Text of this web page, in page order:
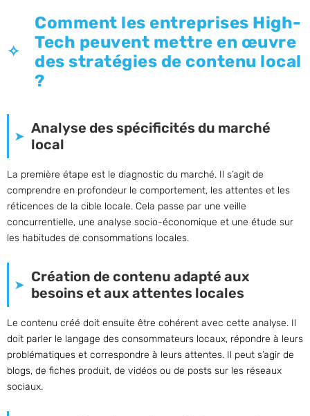
Comment les entreprises High-
Tech peuvent mettre en œuvre
des stratégies de contenu local
?
Analyse des spécificités du marché
local
La première étape est le diagnostic du marché. Il s’agit de
comprendre en profondeur le comportement, les attentes et les
réticences de la cible locale. Cela passe par une veille
concurrentielle, une analyse socio-économique et une étude sur
les habitudes de consommations locales.
Création de contenu adapté aux
besoins et aux attentes locales
Le contenu créé doit ensuite être cohérent avec cette analyse. Il
doit parler le langage des consommateurs locaux, répondre à leurs
problématiques et correspondre à leurs attentes. Il peut s’agir de
blogs, de fiches produit, de vidéos ou de posts sur les réseaux
sociaux.